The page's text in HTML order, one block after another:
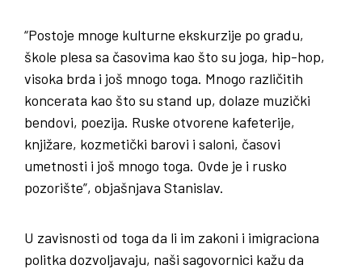
“Postoje mnoge kulturne ekskurzije po gradu,
škole plesa sa časovima kao što su joga, hip-hop,
visoka brda i još mnogo toga. Mnogo različitih
koncerata kao što su stand up, dolaze muzički
bendovi, poezija. Ruske otvorene kafeterije,
knjižare, kozmetički barovi i saloni, časovi
umetnosti i još mnogo toga. Ovde je i rusko
pozorište”, objašnjava Stanislav.
U zavisnosti od toga da li im zakoni i imigraciona
politka dozvoljavaju, naši sagovornici kažu da